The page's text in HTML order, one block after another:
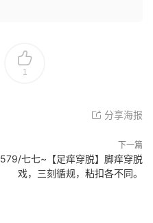
1
分享海报
下一篇
579/七七~【足痒穿脱】脚痒穿脱
戏，三刻循规，粘扣各不同。